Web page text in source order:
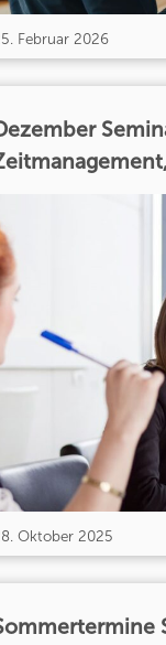
Februar 2026
Oktober 2025